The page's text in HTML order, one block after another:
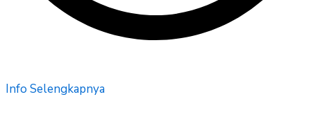
Info Selengkapnya